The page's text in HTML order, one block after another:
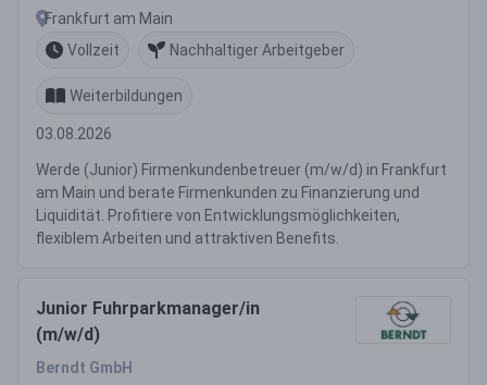
Frankfurt am Main
Vollzeit
Nachhaltiger Arbeitgeber
Weiterbildungen
03.08.2026
Werde (Junior) Firmenkundenbetreuer (m/w/d) in Frankfurt
am Main und berate Firmenkunden zu Finanzierung und
Liquidität. Profitiere von Entwicklungsmöglichkeiten,
flexiblem Arbeiten und attraktiven Benefits.
Junior Fuhrparkmanager/in
(m/w/d)
Berndt GmbH